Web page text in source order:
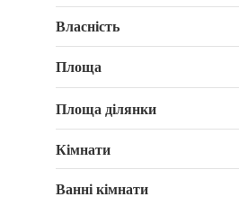
Власність
Площа
Площа ділянки
Кімнати
Ванні кімнати